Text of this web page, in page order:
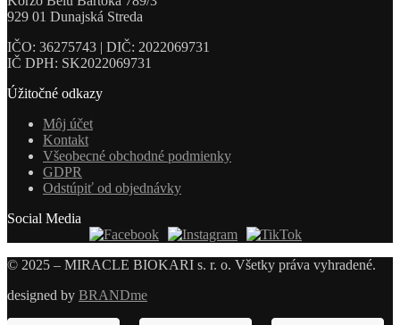
929 01 Dunajská Streda
IČO: 36275743 | DIČ: 2022069731
IČ DPH: SK2022069731
Úžitočné odkazy
Môj účet
Kontakt
Všeobecné obchodné podmienky
GDPR
Odstúpiť od objednávky
Social Media
© 2025 – MIRACLE BIOKARI s. r. o. Všetky práva vyhradené.
designed by BRANDme